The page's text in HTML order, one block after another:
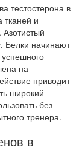
тестостерона в
тканей и
Белки начинают
успешного
на
приводит
широкий
без
тренера.
в